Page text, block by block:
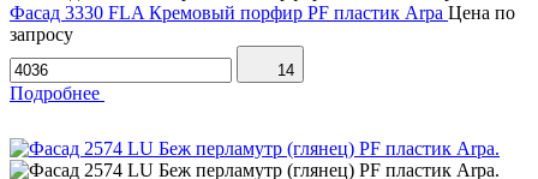
Фасад 3330 FLA Кремовый порфир PF пластик Arpa Цена по
запросу
14
Подробнее